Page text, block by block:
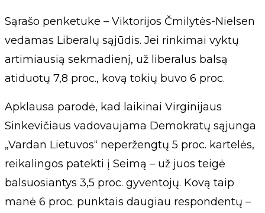
Sąrašo penketuke – Viktorijos Čmilytės-Nielsen
vedamas Liberalų sąjūdis. Jei rinkimai vyktų
artimiausią sekmadienį, už liberalus balsą
atiduotų 7,8 proc., kovą tokių buvo 6 proc.
Apklausa parodė, kad laikinai Virginijaus
Sinkevičiaus vadovaujama Demokratų sąjunga
„Vardan Lietuvos“ neperžengtų 5 proc. kartelės,
reikalingos patekti į Seimą – už juos teigė
balsuosiantys 3,5 proc. gyventojų. Kovą taip
manė 6 proc. punktais daugiau respondentų –